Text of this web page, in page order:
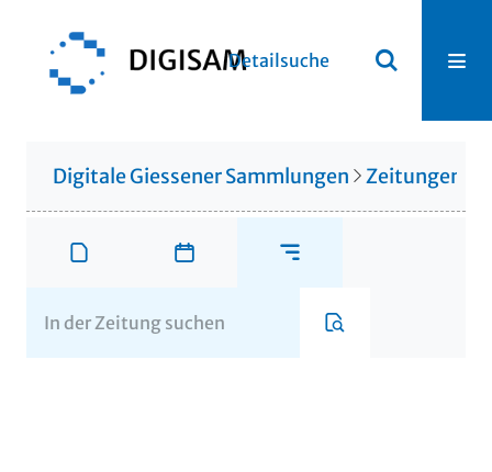
Detailsuche
Digitale Giessener Sammlungen Zeitungen